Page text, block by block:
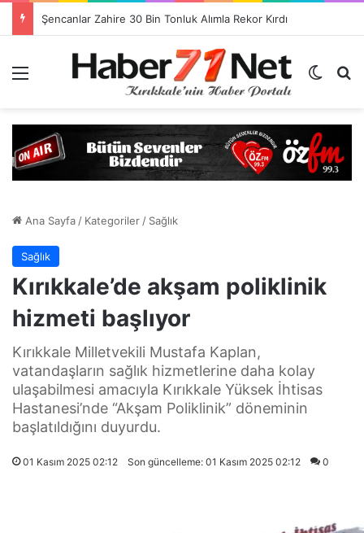
Dış
Ana Sayfa/ Kategoriler/ Sağlık
Sağlık
Kırıkkale’de akşam poliklinik
hizmeti başlıyor
Kırıkkale Milletvekili Mustafa Kaplan,
vatandaşların sağlık hizmetlerine daha kolay
ulaşabilmesi amacıyla Kırıkkale Yüksek İhtisas
Hastanesi’nde “Akşam Poliklinik” döneminin
başlatıldığını duyurdu.
01 Kasım 2025 02:12 Son güncelleme: 01 Kasım 2025 02:12 0